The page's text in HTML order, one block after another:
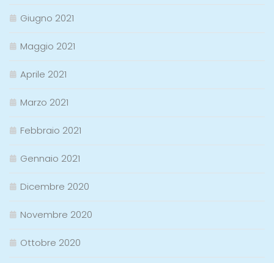
Giugno 2021
Maggio 2021
Aprile 2021
Marzo 2021
Febbraio 2021
Gennaio 2021
Dicembre 2020
Novembre 2020
Ottobre 2020